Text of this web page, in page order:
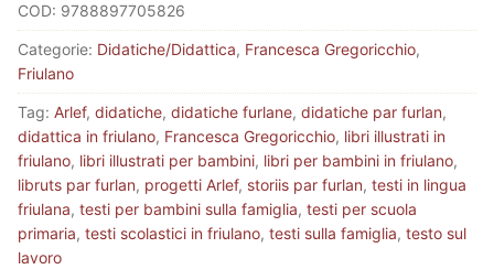
Cjapâsi
a
bracecuel
quantità
COD: 9788897705826
Categorie: Didatiche/Didattica, Francesca Gregoricchio,
Friulano
Tag: Arlef, didatiche, didatiche furlane, didatiche par furlan,
didattica in friulano, Francesca Gregoricchio, libri illustrati in
friulano, libri illustrati per bambini, libri per bambini in friulano,
libruts par furlan, progetti Arlef, storiis par furlan, testi in lingua
friulana, testi per bambini sulla famiglia, testi per scuola
primaria, testi scolastici in friulano, testi sulla famiglia, testo sul
lavoro